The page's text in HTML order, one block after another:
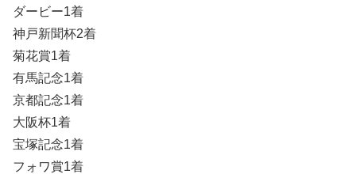
ダービー1着
神戸新聞杯2着
菊花賞1着
有馬記念1着
京都記念1着
大阪杯1着
宝塚記念1着
フォワ賞1着